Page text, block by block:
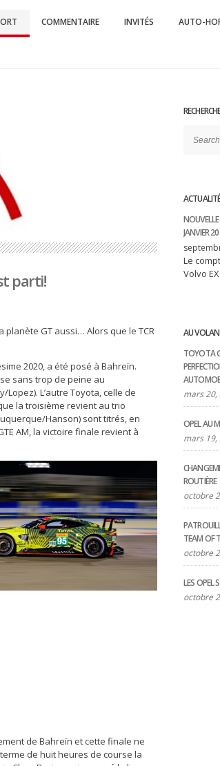
Suisse Auto Mag
L'essentiel de
COMMENTAIRE INVITÉS AUTO-
parti!
GT aussi… Alors que le TCR
2020, a été posé à Bahreïn.
sans trop de peine au
L’autre Toyota, celle de
la troisième revient au trio
Hanson) sont titrés, en
AM, la victoire finale revient à
de Bahreïn et cette finale ne
de huit heures de course la
JANVIER
Le
Volvo
AU
TOYOTA
mars 20,
OPEL AU
mars 19,
ROUTIÈRE
octobre
TEAM OF
octobre
LES OPEL
octobre